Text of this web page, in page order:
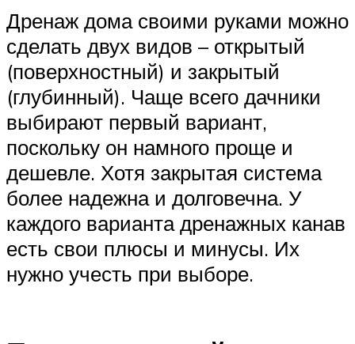
Дренаж дома своими руками можно
сделать двух видов – открытый
(поверхностный) и закрытый
(глубинный). Чаще всего дачники
выбирают первый вариант,
поскольку он намного проще и
дешевле. Хотя закрытая система
более надежна и долговечна. У
каждого варианта дренажных канав
есть свои плюсы и минусы. Их
нужно учесть при выборе.